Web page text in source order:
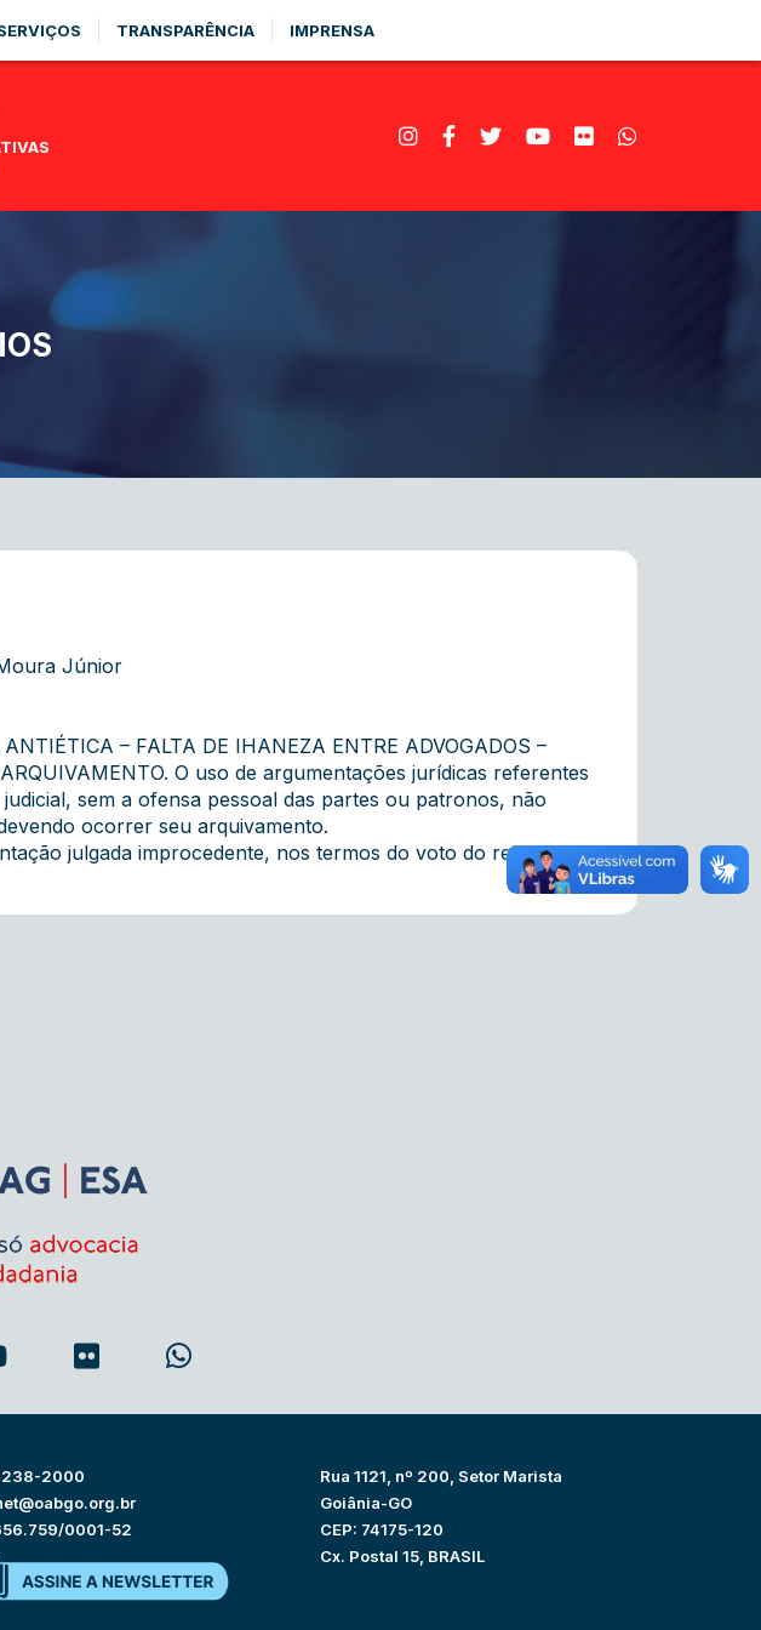
TRANSPARÊNCIA IMPRENSA
Júnior
– FALTA DE IHANEZA ENTRE ADVOGADOS –
O uso de argumentações jurídicas referentes
sem a ofensa pessoal das partes ou patronos, não
ocorrer seu arquivamento.
julgada improcedente, nos termos do voto do relator.
2000
0001-52
Rua 1121, nº 200, Setor Marista
Goiânia-GO
CEP: 74175-120
Cx. Postal 15, BRASIL